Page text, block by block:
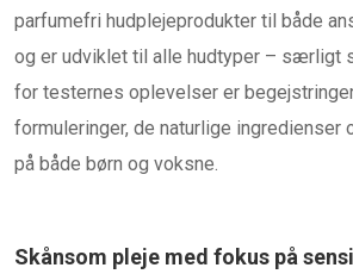
parfumefri hudplejeprodukter til både
og er udviklet til alle hudtyper – særligt
for testernes oplevelser er
formuleringer, de naturlige ingredienser
på både børn og voksne.
Skånsom pleje med fokus på